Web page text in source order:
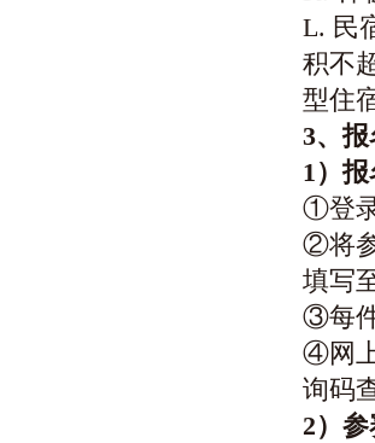
L. 民
积不
型住
3、
1）
①登
②将
填写
③每
④网
询码
2）